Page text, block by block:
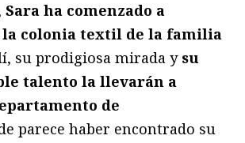
Sara ha comenzado a
colonia textil de la familia
su prodigiosa mirada y su
talento la llevarán a
de
parece haber encontrado su